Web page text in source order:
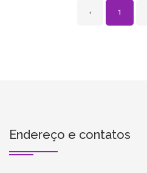
‹ 1
Endereço e contatos